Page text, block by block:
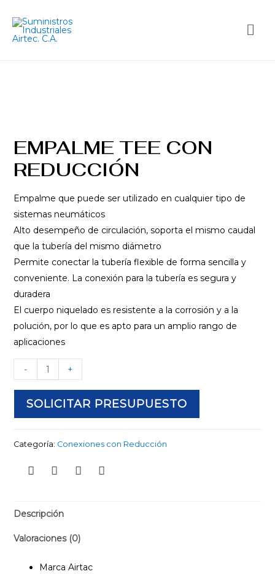
EMPALME TEE CON
REDUCCIÓN
Empalme que puede ser utilizado en cualquier tipo de
sistemas neumáticos
Alto desempeño de circulación, soporta el mismo caudal
que la tubería del mismo diámetro
Permite conectar la tubería flexible de forma sencilla y
conveniente. La conexión para la tubería es segura y
duradera
El cuerpo niquelado es resistente a la corrosión y a la
polución, por lo que es apto para un amplio rango de
aplicaciones
- +
SOLICITAR PRESUPUESTO
Categoría: Conexiones con Reducción
Descripción
Valoraciones (0)
Marca Airtac